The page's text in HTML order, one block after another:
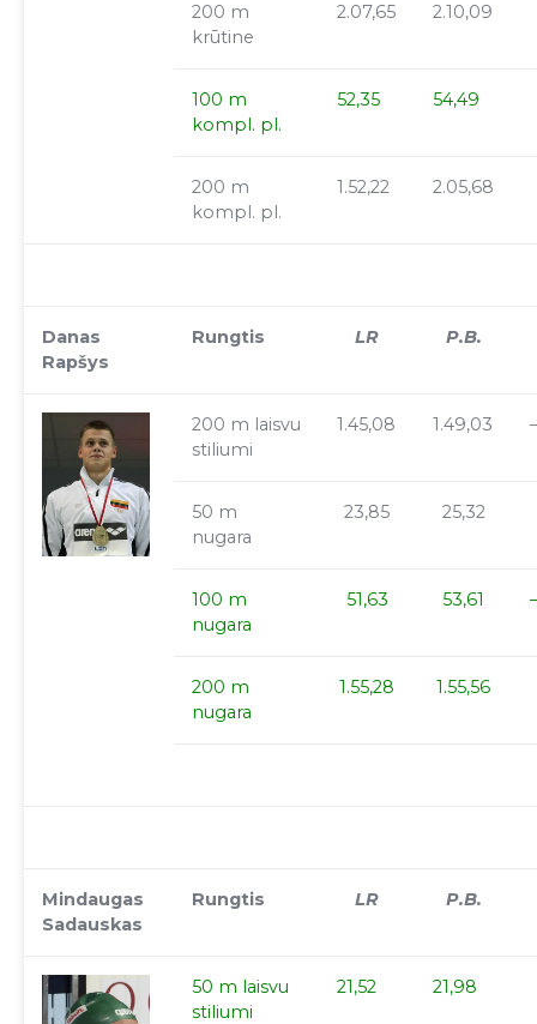
200 m
krūtine
2.07,65 2.10,09
100 m
kompl. pl.
52,35 54,49
200 m
kompl. pl.
1.52,22 2.05,68
Danas
Rapšys
Rungtis LR P.B.
200 m laisvu
stiliumi
1.45,08 1.49,03 –
50 m
nugara
23,85 25,32
100 m
nugara
51,63 53,61 –
200 m
nugara
1.55,28 1.55,56
Mindaugas
Sadauskas
Rungtis LR P.B.
50 m laisvu
stiliumi
21,52 21,98